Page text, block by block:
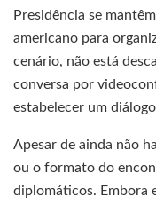
Presidência se
americano para
cenário, não está
conversa por
estabelecer um
Apesar de ainda não
ou o formato do
diplomáticos. Embora